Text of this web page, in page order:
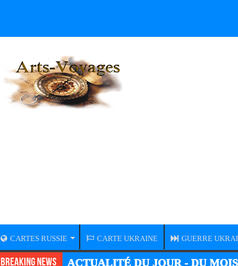
CARTES RUSSIE CARTE UKRAINE GUERRE
Breaking News ACTUALITÉ DU JOUR - DU